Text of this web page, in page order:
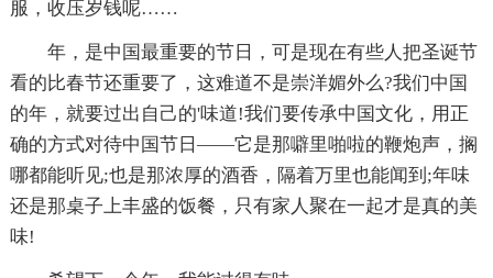
服，收压岁钱呢……
年，是中国最重要的节日，可是现在有些人把圣诞节
看的比春节还重要了，这难道不是崇洋媚外么?我们中国
的年，就要过出自己的'味道!我们要传承中国文化，用正
确的方式对待中国节日——它是那噼里啪啦的鞭炮声，搁
哪都能听见;也是那浓厚的酒香，隔着万里也能闻到;年味
还是那桌子上丰盛的饭餐，只有家人聚在一起才是真的美
味!